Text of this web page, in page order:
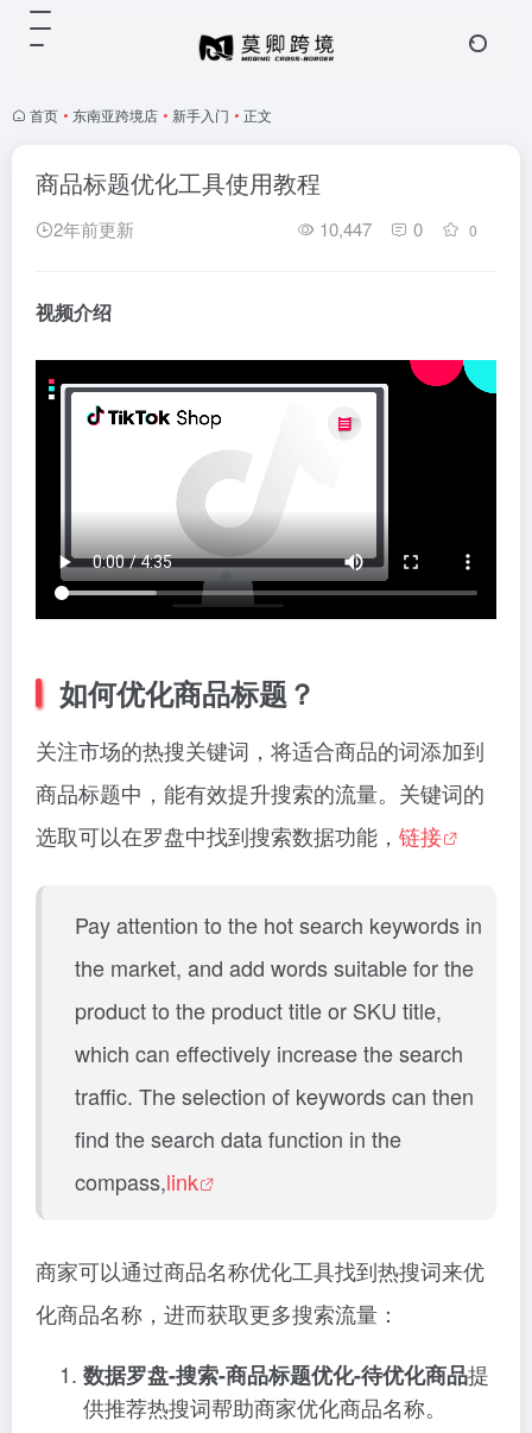
首页 • 东南亚跨境店 • 新手入门 • 正文
商品标题优化工具使用教程
2年前更新 10,447 0 0
视频介绍
如何优化商品标题？
关注市场的热搜关键词，将适合商品的词添加到
商品标题中，能有效提升搜索的流量。关键词的
选取可以在罗盘中找到搜索数据功能， 链接
Pay attention to the hot search keywords in
the market, and add words suitable for the
product to the product title or SKU title,
which can effectively increase the search
traffic. The selection of keywords can then
find the search data function in the
compass,link
商家可以通过商品名称优化工具找到热搜词来优
化商品名称，进而获取更多搜索流量：
数据罗盘-搜索-商品标题优化-待优化商品提
供推荐热搜词帮助商家优化商品名称。